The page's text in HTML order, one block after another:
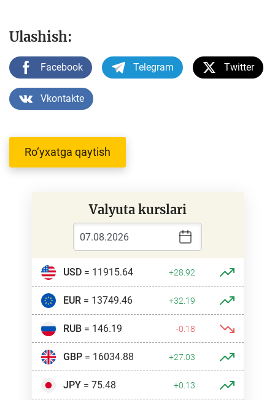
Ulashish:
Facebook Telegram Twitter
Vkontakte
Ro‘yxatga qaytish
Valyuta kurslari
USD= 11915.64 +28.92
EUR= 13749.46 +32.19
RUB= 146.19 -0.18
GBP= 16034.88 +27.03
JPY= 75.48 +0.13